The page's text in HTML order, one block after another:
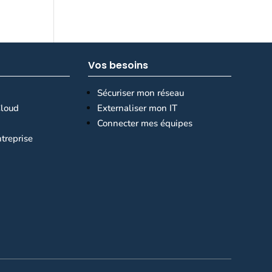
Vos besoins
Sécuriser mon réseau
Externaliser mon IT
Connecter mes équipes